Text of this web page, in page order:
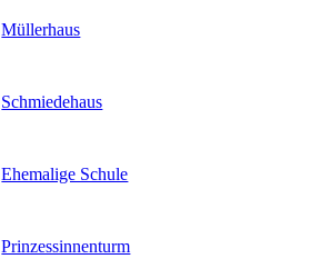
Müllerhaus
Schmiedehaus
Ehemalige Schule
Prinzessinnenturm